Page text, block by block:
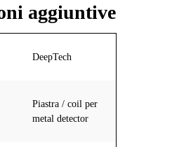
aggiuntive
DeepTech
Piastra / coil per
metal detector